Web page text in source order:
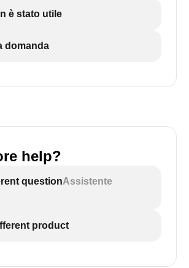
è stato utile
domanda
help?
questionAssistente
product